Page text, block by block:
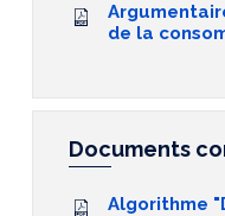
de la
Documents
Algorithme